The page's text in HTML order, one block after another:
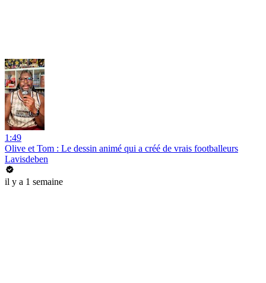
1:49
Olive et Tom : Le dessin animé qui a créé de vrais footballeurs
Lavisdeben
il y a 1 semaine